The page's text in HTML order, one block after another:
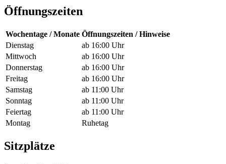
Öffnungszeiten
Wochentage / Monate Öffnungszeiten / Hinweise
Dienstag
ab 16:00 Uhr
Mittwoch
ab 16:00 Uhr
Donnerstag
ab 16:00 Uhr
Freitag
ab 16:00 Uhr
Samstag
ab 11:00 Uhr
Sonntag
ab 11:00 Uhr
Feiertag
ab 11:00 Uhr
Montag
Ruhetag
Sitzplätze